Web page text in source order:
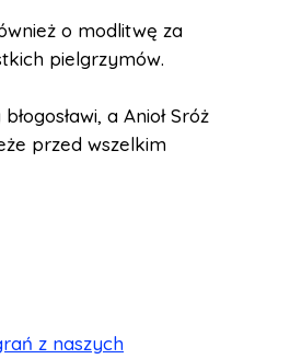
o modlitwę za
pielgrzymów.
a Anioł Sróż
przed wszelkim
z naszych